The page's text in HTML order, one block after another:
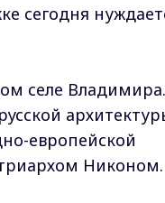
сегодня
селе Владимира.
европейской
Никоном.